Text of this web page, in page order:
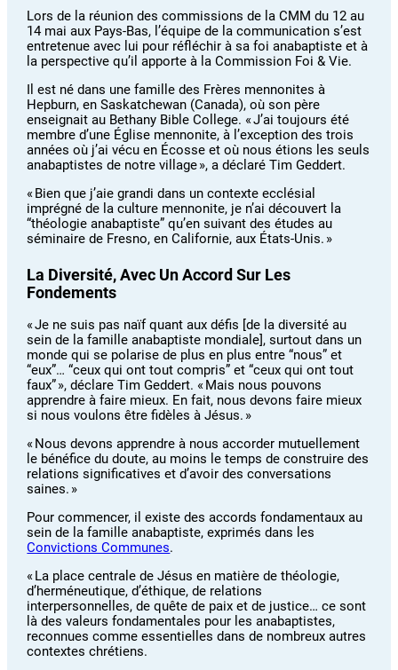
Lors de la réunion des commissions de la CMM du 12 au
14 mai aux Pays-Bas, l’équipe de la communication s’est
entretenue avec lui pour réfléchir à sa foi anabaptiste et à
la perspective qu’il apporte à la Commission Foi & Vie.
Il est né dans une famille des Frères mennonites à
Hepburn, en Saskatchewan (Canada), où son père
enseignait au Bethany Bible College. « J’ai toujours été
membre d’une Église mennonite, à l’exception des trois
années où j’ai vécu en Écosse et où nous étions les seuls
anabaptistes de notre village », a déclaré Tim Geddert.
« Bien que j’aie grandi dans un contexte ecclésial
imprégné de la culture mennonite, je n’ai découvert la
“théologie anabaptiste” qu’en suivant des études au
séminaire de Fresno, en Californie, aux États-Unis. »
La Diversité, Avec Un Accord Sur Les
Fondements
« Je ne suis pas naïf quant aux défis [de la diversité au
sein de la famille anabaptiste mondiale], surtout dans un
monde qui se polarise de plus en plus entre “nous” et
“eux”… “ceux qui ont tout compris” et “ceux qui ont tout
faux” », déclare Tim Geddert. « Mais nous pouvons
apprendre à faire mieux. En fait, nous devons faire mieux
si nous voulons être fidèles à Jésus. »
« Nous devons apprendre à nous accorder mutuellement
le bénéfice du doute, au moins le temps de construire des
relations significatives et d’avoir des conversations
saines. »
Pour commencer, il existe des accords fondamentaux au
sein de la famille anabaptiste, exprimés dans les
Convictions Communes.
« La place centrale de Jésus en matière de théologie,
d’herméneutique, d’éthique, de relations
interpersonnelles, de quête de paix et de justice… ce sont
là des valeurs fondamentales pour les anabaptistes,
reconnues comme essentielles dans de nombreux autres
contextes chrétiens.